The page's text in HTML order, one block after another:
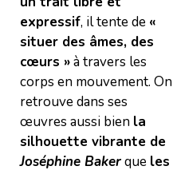
expressif, il tente de «
situer des âmes, des
cœurs »à travers les
corps en mouvement. On
retrouve dans ses
œuvres aussi bien la
silhouette vibrante de
Joséphine Bakerque les